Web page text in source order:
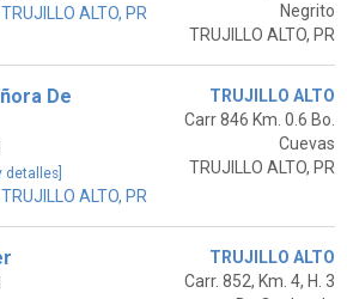
ALTO, PR
Negrito
TRUJILLO ALTO, PR
De
detalles]
ALTO, PR
TRUJILLO ALTO
Carr 846 Km. 0.6 Bo.
Cuevas
TRUJILLO ALTO, PR
TRUJILLO ALTO
Carr. 852, Km. 4, H. 3